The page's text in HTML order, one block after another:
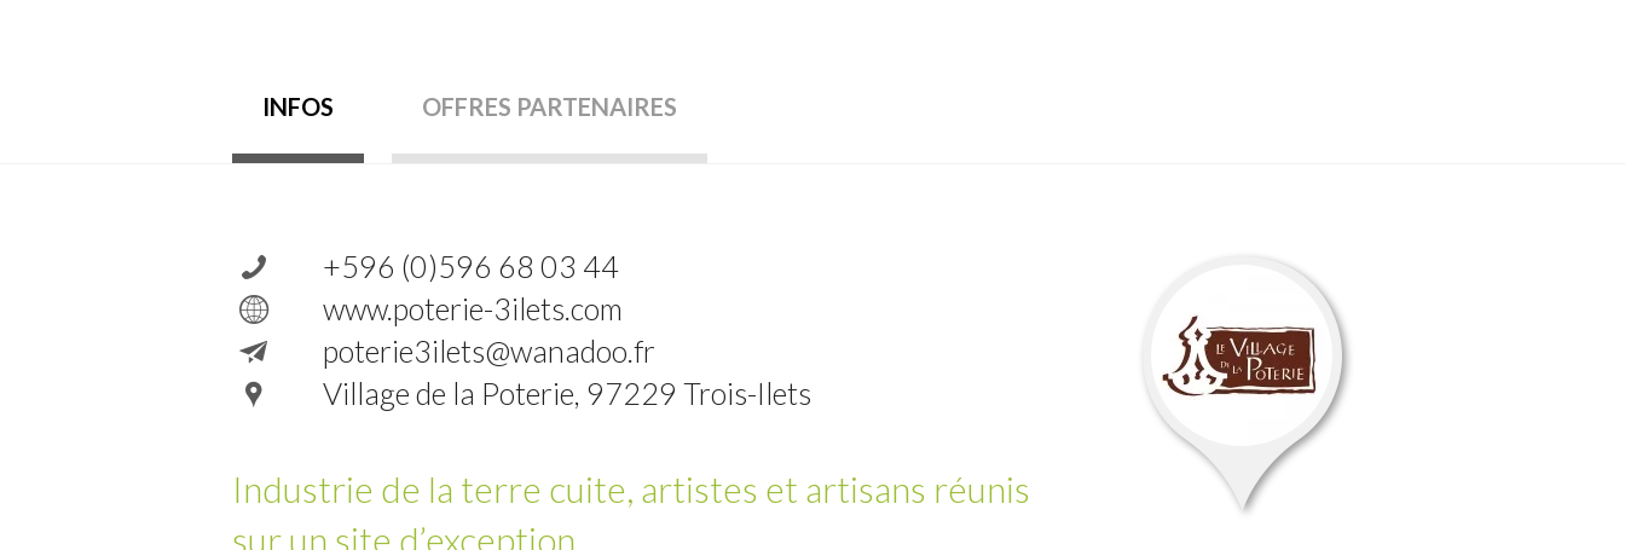
INFOS OFFRES PARTENAIRES
+596 (0)596 68 03 44
www.poterie-3ilets.com
poterie3ilets@wanadoo.fr
Village de la Poterie, 97229 Trois-Ilets
Industrie de la terre cuite, artistes et artisans réunis
sur un site d’exception